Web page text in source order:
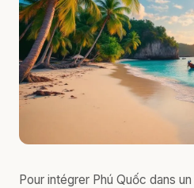
Pour intégrer Phú Quốc dans un